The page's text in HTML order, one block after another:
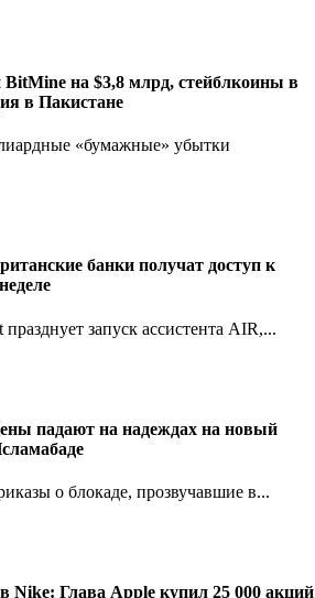
на $3,8 млрд, стейблкоины в
в Пакистане
«бумажные» убытки
банки получат доступ к
запуск ассистента AIR,...
падают на надеждах на новый
о блокаде, прозвучавшие в...
Nike: Глава Apple купил 25 000 акций